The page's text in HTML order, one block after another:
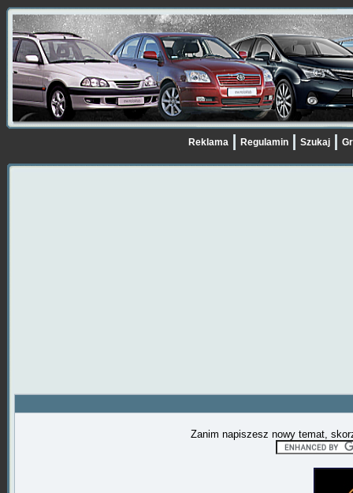
Reklama Regulamin Szukaj
Zanim napiszesz nowy temat,